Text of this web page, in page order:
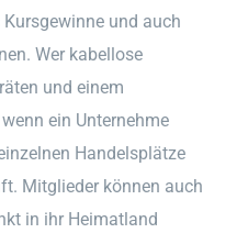
und auch
Wer kabellose
und einem
ein Unternehme
Handelsplätze
Mitglieder können auch
in ihr Heimatland